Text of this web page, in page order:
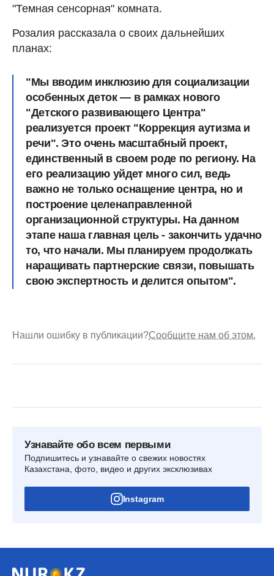
"Темная сенсорная" комната.
Розалия рассказала о своих дальнейших
планах:
"Мы вводим инклюзию для социализации
особенных деток — в рамках нового
"Детского развивающего Центра"
реализуется проект "Коррекция аутизма и
речи". Это очень масштабный проект,
единственный в своем роде по региону. На
его реализацию уйдет много сил, ведь
важно не только оснащение центра, но и
построение целенаправленной
организационной структуры. На данном
этапе наша главная цель - закончить удачно
то, что начали. Мы планируем продолжать
наращивать партнерские связи, повышать
свою экспертность и делится опытом".
Нашли ошибку в публикации?Сообщите нам об этом.
Узнавайте обо всем первыми
Подпишитесь и узнавайте о свежих новостях
Казахстана, фото, видео и других эксклюзивах
Instagram